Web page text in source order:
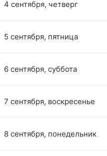
4 сентября, четверг
5 сентября, пятница
6 сентября, суббота
7 сентября, воскресенье
8 сентября, понедельник